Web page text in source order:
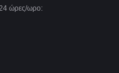
ώρες/ωρο: